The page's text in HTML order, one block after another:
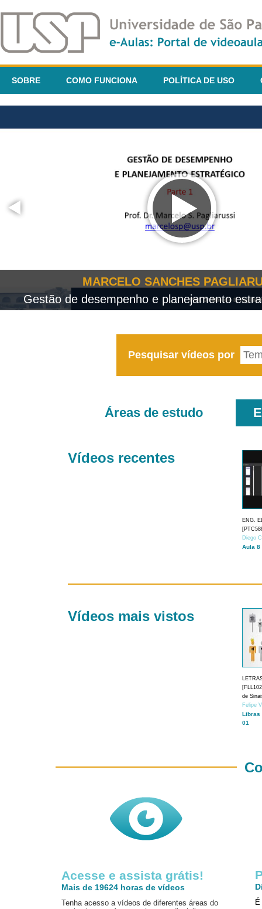
SOBRE COMO FUNCIONA POLÍTICA DE USO
MARCELO SANCHES
Gestão de desempenho e planejamento
Pesquisar vídeos por
Áreas de estudo
Vídeos recentes
ENG.
Diego
Aula 8
Vídeos mais vistos
de
Felipe
Libras
01
Acesse e assista grátis!
Mais de 19624 horas de vídeos
Tenha acesso a vídeos de diferentes áreas do